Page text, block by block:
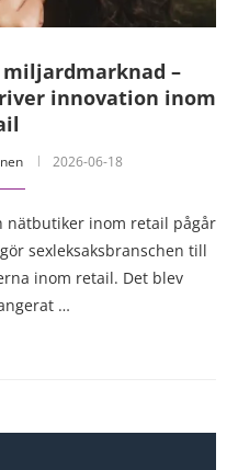
–
innovation inom
2026-06-18
nätbutiker inom retail pågår
sexleksaksbranschen till
inom retail. Det blev
…